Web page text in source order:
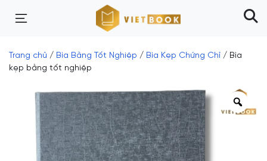
Trang chủ / Bìa Bằng Tốt Nghiệp / Bìa Kẹp Chứng Chỉ / Bìa
kẹp bằng tốt nghiệp